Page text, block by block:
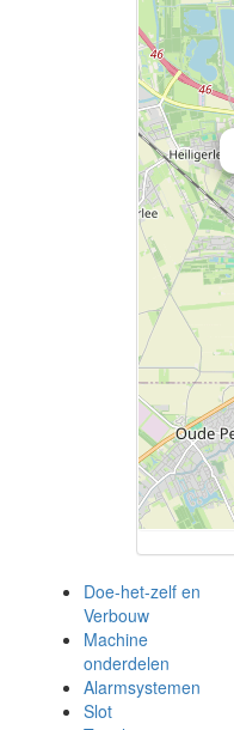
Doe-het-zelf en
Verbouw
Machine
onderdelen
Alarmsystemen
Slot